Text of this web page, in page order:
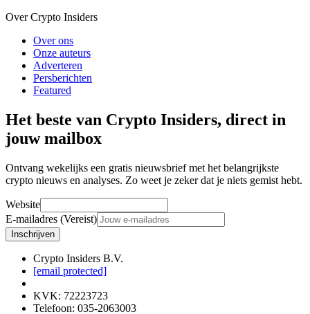
Over Crypto Insiders
Over ons
Onze auteurs
Adverteren
Persberichten
Featured
Het beste van Crypto Insiders, direct in
jouw mailbox
Ontvang wekelijks een gratis nieuwsbrief met het belangrijkste
crypto nieuws en analyses. Zo weet je zeker dat je niets gemist hebt.
Website
E-mailadres (Vereist)
Inschrijven
Crypto Insiders B.V.
[email protected]
KVK: 72223723
Telefoon: 035-2063003